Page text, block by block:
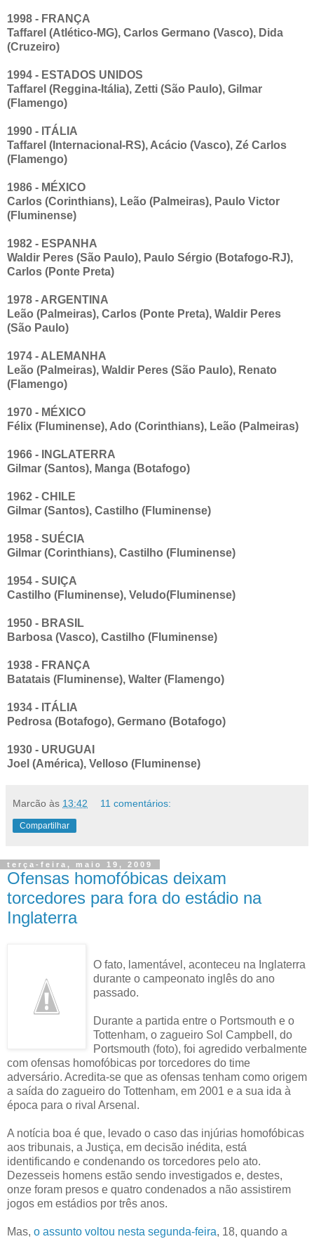
1998 - FRANÇA
Taffarel (Atlético-MG), Carlos Germano (Vasco), Dida
(Cruzeiro)
1994 - ESTADOS UNIDOS
Taffarel (Reggina-Itália), Zetti (São Paulo), Gilmar
(Flamengo)
1990 - ITÁLIA
Taffarel (Internacional-RS), Acácio (Vasco), Zé Carlos
(Flamengo)
1986 - MÉXICO
Carlos (Corinthians), Leão (Palmeiras), Paulo Victor
(Fluminense)
1982 - ESPANHA
Waldir Peres (São Paulo), Paulo Sérgio (Botafogo-RJ),
Carlos (Ponte Preta)
1978 - ARGENTINA
Leão (Palmeiras), Carlos (Ponte Preta), Waldir Peres
(São Paulo)
1974 - ALEMANHA
Leão (Palmeiras), Waldir Peres (São Paulo), Renato
(Flamengo)
1970 - MÉXICO
Félix (Fluminense), Ado (Corinthians), Leão (Palmeiras)
1966 - INGLATERRA
Gilmar (Santos), Manga (Botafogo)
1962 - CHILE
Gilmar (Santos), Castilho (Fluminense)
1958 - SUÉCIA
Gilmar (Corinthians), Castilho (Fluminense)
1954 - SUIÇA
Castilho (Fluminense), Veludo(Fluminense)
1950 - BRASIL
Barbosa (Vasco), Castilho (Fluminense)
1938 - FRANÇA
Batatais (Fluminense), Walter (Flamengo)
1934 - ITÁLIA
Pedrosa (Botafogo), Germano (Botafogo)
1930 - URUGUAI
Joel (América), Velloso (Fluminense)
Marcão às 13:42 11 comentários:
Compartilhar
terça-feira, maio 19, 2009
Ofensas homofóbicas deixam
torcedores para fora do estádio na
Inglaterra
O fato, lamentável, aconteceu na Inglaterra
durante o campeonato inglês do ano
passado.
Durante a partida entre o Portsmouth e o
Tottenham, o zagueiro Sol Campbell, do
Portsmouth (foto), foi agredido verbalmente
com ofensas homofóbicas por torcedores do time
adversário. Acredita-se que as ofensas tenham como origem
a saída do zagueiro do Tottenham, em 2001 e a sua ida à
época para o rival Arsenal.
A notícia boa é que, levado o caso das injúrias homofóbicas
aos tribunais, a Justiça, em decisão inédita, está
identificando e condenando os torcedores pelo ato.
Dezesseis homens estão sendo investigados e, destes,
onze foram presos e quatro condenados a não assistirem
jogos em estádios por três anos.
Mas, o assunto voltou nesta segunda-feira, 18, quando a